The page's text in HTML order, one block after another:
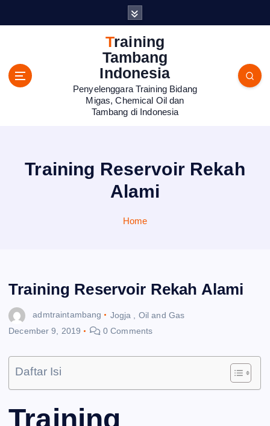
Training
Tambang
Indonesia
Penyelenggara Training Bidang
Migas, Chemical Oil dan
Tambang di Indonesia
Training Reservoir Rekah
Alami
Home
Training Reservoir Rekah Alami
admtraintambang Jogja
Oil and Gas
December 9, 2019
0 Comments
Daftar Isi
Training